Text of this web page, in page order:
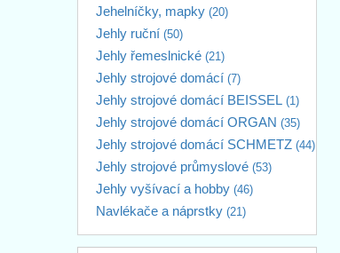
Jehelníčky, mapky (20)
Jehly ruční (50)
Jehly řemeslnické (21)
Jehly strojové domácí (7)
Jehly strojové domácí BEISSEL (1)
Jehly strojové domácí ORGAN (35)
Jehly strojové domácí SCHMETZ (44)
Jehly strojové průmyslové (53)
Jehly vyšívací a hobby (46)
Navlékače a náprstky (21)